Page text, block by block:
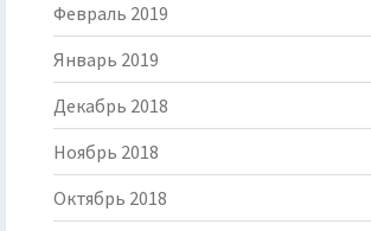
Февраль 2019
Январь 2019
Декабрь 2018
Ноябрь 2018
Октябрь 2018